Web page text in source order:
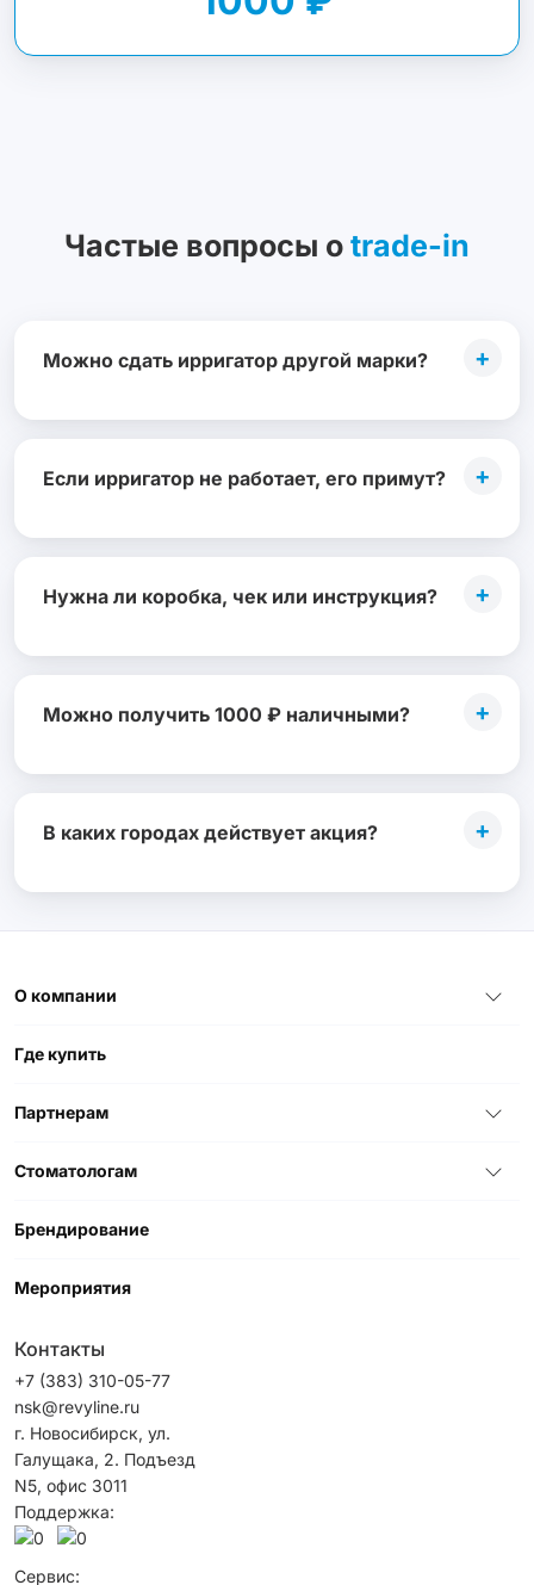
Частые вопросы о trade-in
+
Можно сдать ирригатор другой марки?
+
Если ирригатор не работает, его примут?
+
Нужна ли коробка, чек или инструкция?
+
Можно получить 1000 ₽ наличными?
+
В каких городах действует акция?
О компании
Где купить
Партнерам
Стоматологам
Брендирование
Мероприятия
Контакты
+7 (383) 310-05-77
nsk@revyline.ru
г. Новосибирск, ул.
Галущака, 2. Подъезд
N5, офис 3011
Поддержка:
Сервис: